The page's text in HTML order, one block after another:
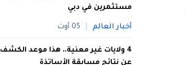
مستثمرين في دبي
أخبار العالم 05 أوت
4 ولايات غير معنية.. هذا موعد الكشف
عن نتائج مسابقة الأساتذة